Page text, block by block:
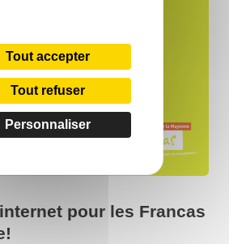
Tout accepter
Tout refuser
Personnaliser
pour les Francas